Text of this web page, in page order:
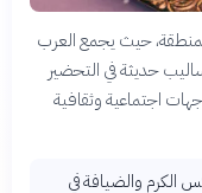
حيث يجمع العرب
حديثة في التحضير
اجتماعية وثقافية
الكرم والضيافة في